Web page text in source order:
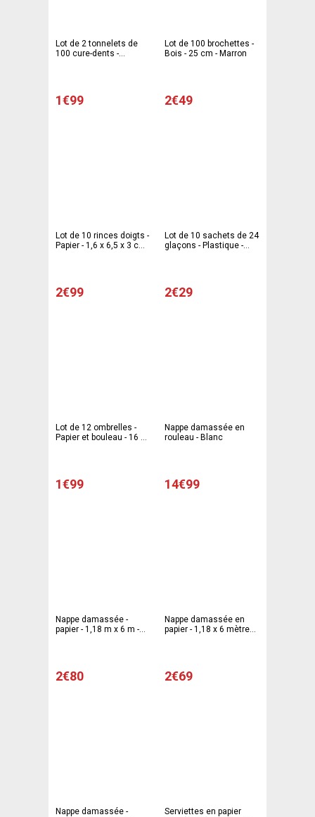
Lot de 2 tonnelets de
100 cure-dents -
1€99
Lot de 100 brochettes -
Bois - 25 cm - Marron
2€49
Lot de 10 rinces doigts -
Papier - 1,6 x 6,5 x 3 cm -
2€99
Lot de 10 sachets de 24
glaçons - Plastique -
2€29
Lot de 12 ombrelles -
Papier et bouleau - 16 x
1€99
Nappe damassée en
rouleau - Blanc
14€99
Nappe damassée -
papier - 1,18 m x 6 m -
2€80
Nappe damassée en
papier - 1,18 x 6 mètres -
2€69
Nappe damassée -
Serviettes en papier